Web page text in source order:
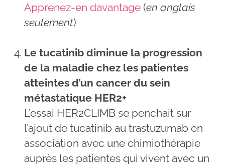
Apprenez-en davantage (en anglais
seulement)
Le tucatinib diminue la progression
de la maladie chez les patientes
atteintes d’un cancer du sein
métastatique HER2+
L’essai HER2CLIMB se penchait sur
l’ajout de tucatinib au trastuzumab en
association avec une chimiothérapie
auprès les patientes qui vivent avec un